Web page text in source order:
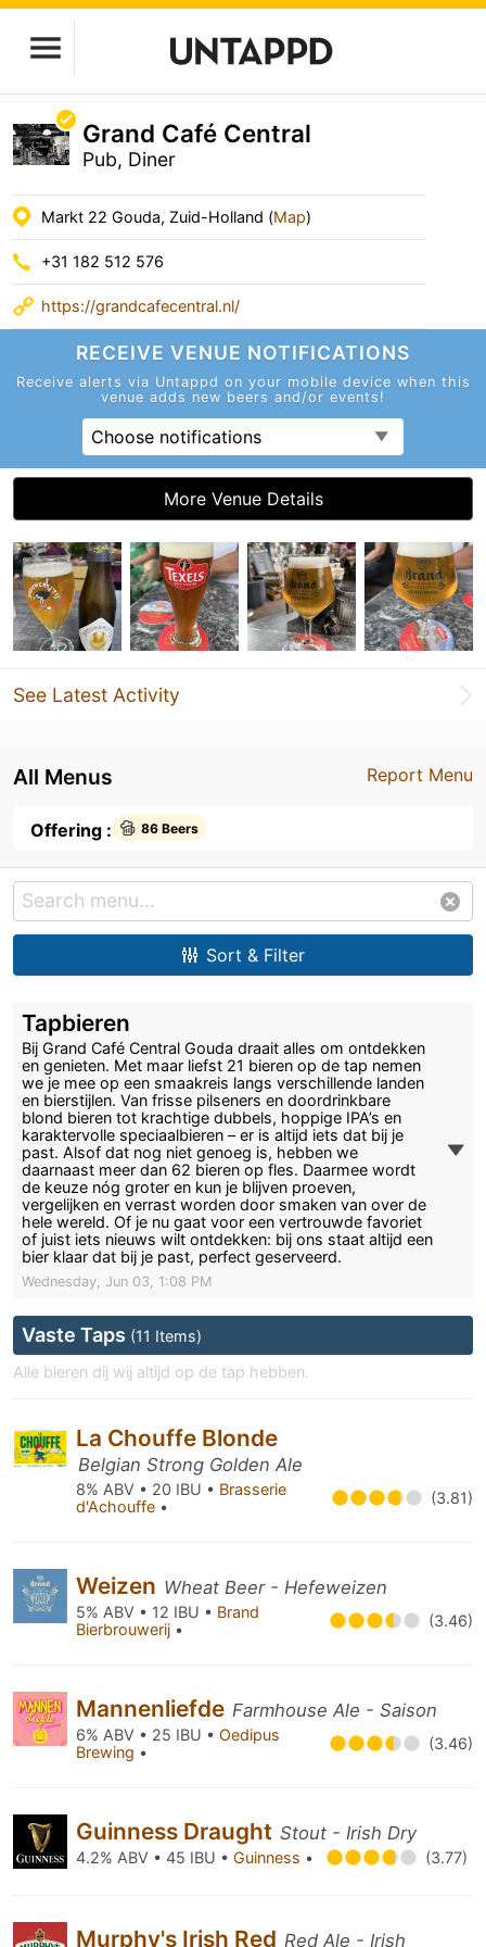
Grand Café Central
Pub, Diner
Markt 22 Gouda, Zuid-Holland (Map)
+31 182 512 576
https://grandcafecentral.nl/
RECEIVE VENUE NOTIFICATIONS
Receive alerts via Untappd on your mobile device when this
venue adds new beers and/or events!
Choose notifications
More Venue Details
See Latest Activity
Report Menu
All Menus
Offering : 86 Beers
Sort & Filter
Tapbieren
Bij Grand Café Central Gouda draait alles om ontdekken
en genieten. Met maar liefst 21 bieren op de tap nemen
we je mee op een smaakreis langs verschillende landen
en bierstijlen. Van frisse pilseners en doordrinkbare
blond bieren tot krachtige dubbels, hoppige IPA’s en
karaktervolle speciaalbieren – er is altijd iets dat bij je
past. Alsof dat nog niet genoeg is, hebben we
daarnaast meer dan 62 bieren op fles. Daarmee wordt
de keuze nóg groter en kun je blijven proeven,
vergelijken en verrast worden door smaken van over de
hele wereld. Of je nu gaat voor een vertrouwde favoriet
of juist iets nieuws wilt ontdekken: bij ons staat altijd een
bier klaar dat bij je past, perfect geserveerd.
Wednesday, Jun 03, 1:08 PM
Vaste Taps (11 Items)
Alle bieren dij wij altijd op de tap hebben.
La Chouffe Blonde
Belgian Strong Golden Ale
8% ABV • 20 IBU • Brasserie
d'Achouffe • (3.81)
Weizen Wheat Beer - Hefeweizen
5% ABV • 12 IBU • Brand
Bierbrouwerij • (3.46)
Mannenliefde Farmhouse Ale - Saison
6% ABV • 25 IBU • Oedipus
Brewing • (3.46)
Guinness Draught Stout - Irish Dry
4.2% ABV • 45 IBU • Guinness • (3.77)
Murphy's Irish Red Red Ale - Irish